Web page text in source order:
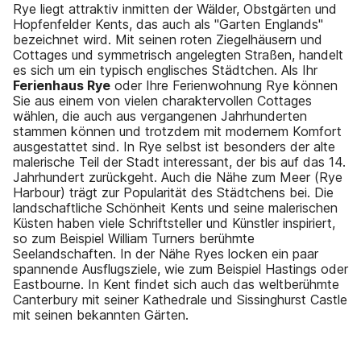
Rye liegt attraktiv inmitten der Wälder, Obstgärten und
Hopfenfelder Kents, das auch als "Garten Englands"
bezeichnet wird. Mit seinen roten Ziegelhäusern und
Cottages und symmetrisch angelegten Straßen, handelt
es sich um ein typisch englisches Städtchen. Als Ihr
Ferienhaus Rye oder Ihre Ferienwohnung Rye können
Sie aus einem von vielen charaktervollen Cottages
wählen, die auch aus vergangenen Jahrhunderten
stammen können und trotzdem mit modernem Komfort
ausgestattet sind. In Rye selbst ist besonders der alte
malerische Teil der Stadt interessant, der bis auf das 14.
Jahrhundert zurückgeht. Auch die Nähe zum Meer (Rye
Harbour) trägt zur Popularität des Städtchens bei. Die
landschaftliche Schönheit Kents und seine malerischen
Küsten haben viele Schriftsteller und Künstler inspiriert,
so zum Beispiel William Turners berühmte
Seelandschaften. In der Nähe Ryes locken ein paar
spannende Ausflugsziele, wie zum Beispiel Hastings oder
Eastbourne. In Kent findet sich auch das weltberühmte
Canterbury mit seiner Kathedrale und Sissinghurst Castle
mit seinen bekannten Gärten.